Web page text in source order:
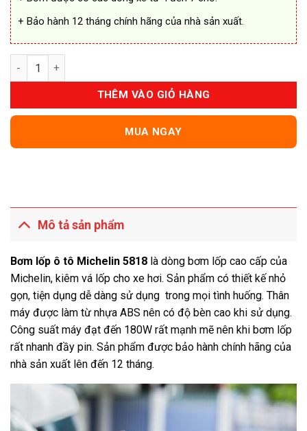
+ Bảo hành 12 tháng chính hãng của nhà sản xuất.
Bơm Lốp Ô Tô Michelin 5818 Kiêm Vá Lốp Xe số lượng
THÊM VÀO GIỎ HÀNG
MUA NGAY
Mô tả sản phẩm
Bơm lốp ô tô Michelin 5818 là dòng bơm lốp cao cấp của
Michelin, kiêm vá lốp cho xe hơi. Sản phẩm có thiết kế nhỏ
gọn, tiện dụng dễ dàng sử dụng trong mọi tình huống. Thân
máy được làm từ nhựa ABS nên có độ bèn cao khi sử dụng.
Công suất máy đạt đến 180W rất mạnh mẽ nên khi bơm lốp
rất nhanh đầy pin. Sản phẩm được bảo hành chính hãng của
nhà sản xuất lên đến 12 tháng.